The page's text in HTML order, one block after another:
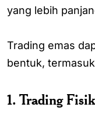
yang lebih
Trading emas
bentuk,
1. Trading Fisik